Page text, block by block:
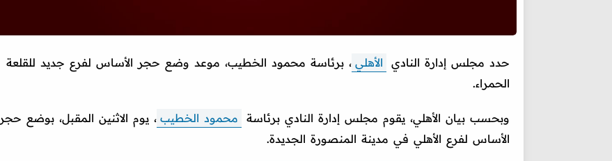
حدد مجلس إدارة النادي الأهلي ، برئاسة محمود الخطيب، موعد وضع حجر الأساس لفرع جديد للقلعة
الحمراء.
وبحسب بيان الأهلي، يقوم مجلس إدارة النادي برئاسة محمود الخطيب ، يوم الاثنين المقبل، بوضع حجر
الأساس لفرع الأهلي في مدينة المنصورة الجديدة.